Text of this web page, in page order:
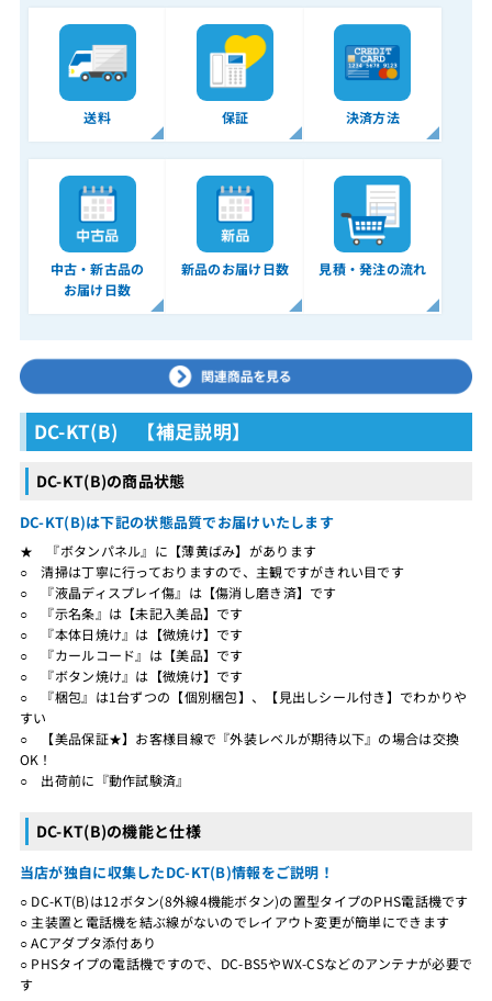
送料 保証 決済方法
中古・新古品の
お届け日数
新品のお届け日数 見積・発注の流れ
DC-KT(B) 【補足説明】
DC-KT(B)の商品状態
DC-KT(B)は下記の状態品質でお届けいたします
★ 『ボタンパネル』に【薄黄ばみ】があります
○ 清掃は丁寧に行っておりますので、主観ですがきれい目です
○ 『液晶ディスプレイ傷』は【傷消し磨き済】です
○ 『示名条』は【未記入美品】です
○ 『本体日焼け』は【微焼け】です
○ 『カールコード』は【美品】です
○ 『ボタン焼け』は【微焼け】です
○ 『梱包』は1台ずつの【個別梱包】、【見出しシール付き】でわかりや
すい
○ 【美品保証★】お客様目線で『外装レベルが期待以下』の場合は交換
OK！
○ 出荷前に『動作試験済』
DC-KT(B)の機能と仕様
当店が独自に収集したDC-KT(B)情報をご説明！
○ DC-KT(B)は12ボタン(8外線4機能ボタン)の置型タイプのPHS電話機です
○ 主装置と電話機を結ぶ線がないのでレイアウト変更が簡単にできます
○ ACアダプタ添付あり
○ PHSタイプの電話機ですので、DC-BS5やWX-CSなどのアンテナが必要で
す